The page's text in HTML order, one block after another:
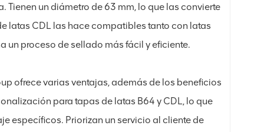
Tienen un diámetro de 63 mm, lo que las convierte
latas CDL las hace compatibles tanto con latas
un proceso de sellado más fácil y eficiente.
ofrece varias ventajas, además de los beneficios
para tapas de latas B64 y CDL, lo que
específicos. Priorizan un servicio al cliente de